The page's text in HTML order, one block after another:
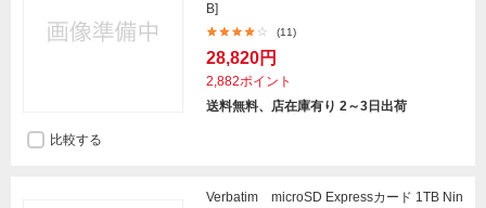
B]
(11)
28,820円
2,882ポイント
送料無料、店在庫有り 2～3日出荷
比較する
Verbatim microSD Expressカード 1TB Nin